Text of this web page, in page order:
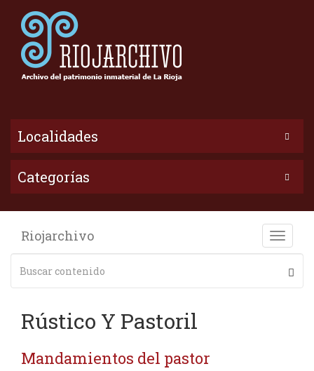
Localidades
Categorías
Toggle
Riojarchivo
Rústico Y Pastoril
Mandamientos del pastor